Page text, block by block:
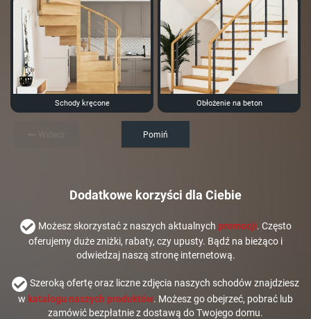
Schody kręcone Obłożenie na beton
Pomiń
Dodatkowe korzyści dla Ciebie
Możesz skorzystać z naszych aktualnych promocji. Często
oferujemy duże zniżki, rabaty, czy upusty. Bądź na bieżąco i
odwiedzaj naszą stronę internetową.
Szeroką ofertę oraz liczne zdjęcia naszych schodów znajdziesz
w katalogu naszych produktów. Możesz go obejrzeć, pobrać lub
zamówić bezpłatnie z dostawą do Twojego domu.